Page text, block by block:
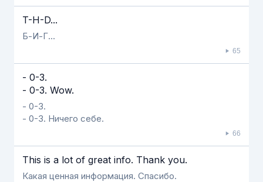
T-H-D...
Б-И-Г...
65
- 0-3.
- 0-3. Wow.
- 0-3.
- 0-3. Ничего себе.
66
This is a lot of great info. Thank you.
Какая ценная информация. Спасибо.